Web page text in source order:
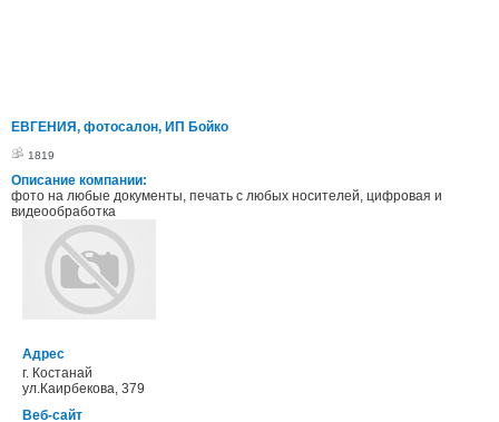
ЕВГЕНИЯ, фотосалон, ИП Бойко
1819
Описание компании:
фото на любые документы, печать с любых носителей, цифровая и
видеообработка
Адрес
г. Костанай
ул.Каирбекова, 379
Веб-сайт